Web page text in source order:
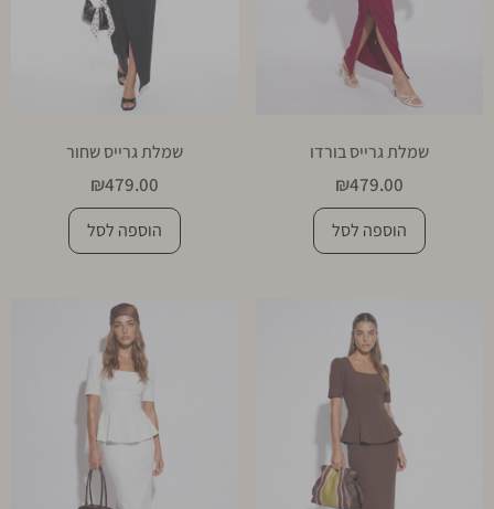
שמלת גרייס בורדו
₪479.00
הוספה לסל
שמלת גרייס שחור
₪479.00
הוספה לסל